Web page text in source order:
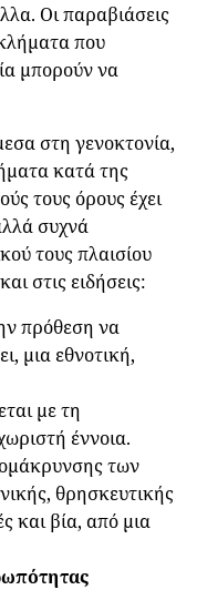
Οι παραβιάσεις
που
μπορούν να
στη γενοκτονία,
κατά της
τους όρους έχει
συχνά
τους πλαισίου
στις ειδήσεις:
πρόθεση να
μια εθνοτική,
με τη
έννοια.
των
θρησκευτικής
και βία, από μια